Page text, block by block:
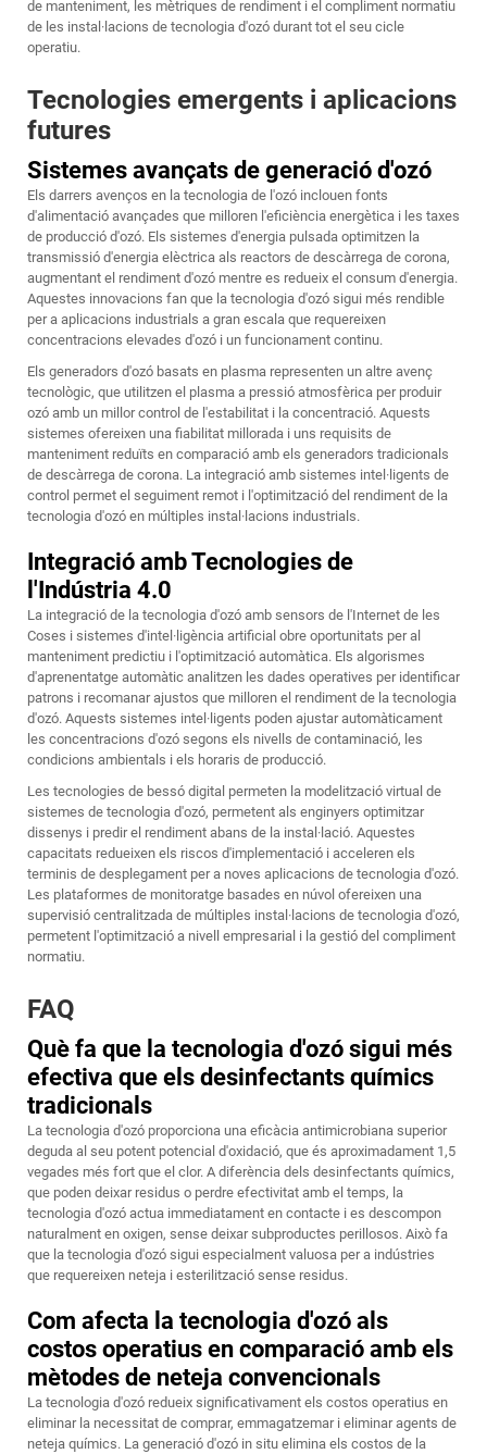
de manteniment, les mètriques de rendiment i el compliment normatiu
de les instal·lacions de tecnologia d'ozó durant tot el seu cicle
operatiu.
Tecnologies emergents i aplicacions
futures
Sistemes avançats de generació d'ozó
Els darrers avenços en la tecnologia de l'ozó inclouen fonts
d'alimentació avançades que milloren l'eficiència energètica i les taxes
de producció d'ozó. Els sistemes d'energia pulsada optimitzen la
transmissió d'energia elèctrica als reactors de descàrrega de corona,
augmentant el rendiment d'ozó mentre es redueix el consum d'energia.
Aquestes innovacions fan que la tecnologia d'ozó sigui més rendible
per a aplicacions industrials a gran escala que requereixen
concentracions elevades d'ozó i un funcionament continu.
Els generadors d'ozó basats en plasma representen un altre avenç
tecnològic, que utilitzen el plasma a pressió atmosfèrica per produir
ozó amb un millor control de l'estabilitat i la concentració. Aquests
sistemes ofereixen una fiabilitat millorada i uns requisits de
manteniment reduïts en comparació amb els generadors tradicionals
de descàrrega de corona. La integració amb sistemes intel·ligents de
control permet el seguiment remot i l'optimització del rendiment de la
tecnologia d'ozó en múltiples instal·lacions industrials.
Integració amb Tecnologies de
l'Indústria 4.0
La integració de la tecnologia d'ozó amb sensors de l'Internet de les
Coses i sistemes d'intel·ligència artificial obre oportunitats per al
manteniment predictiu i l'optimització automàtica. Els algorismes
d'aprenentatge automàtic analitzen les dades operatives per identificar
patrons i recomanar ajustos que milloren el rendiment de la tecnologia
d'ozó. Aquests sistemes intel·ligents poden ajustar automàticament
les concentracions d'ozó segons els nivells de contaminació, les
condicions ambientals i els horaris de producció.
Les tecnologies de bessó digital permeten la modelització virtual de
sistemes de tecnologia d'ozó, permetent als enginyers optimitzar
dissenys i predir el rendiment abans de la instal·lació. Aquestes
capacitats redueixen els riscos d'implementació i acceleren els
terminis de desplegament per a noves aplicacions de tecnologia d'ozó.
Les plataformes de monitoratge basades en núvol ofereixen una
supervisió centralitzada de múltiples instal·lacions de tecnologia d'ozó,
permetent l'optimització a nivell empresarial i la gestió del compliment
normatiu.
FAQ
Què fa que la tecnologia d'ozó sigui més
efectiva que els desinfectants químics
tradicionals
La tecnologia d'ozó proporciona una eficàcia antimicrobiana superior
deguda al seu potent potencial d'oxidació, que és aproximadament 1,5
vegades més fort que el clor. A diferència dels desinfectants químics,
que poden deixar residus o perdre efectivitat amb el temps, la
tecnologia d'ozó actua immediatament en contacte i es descompon
naturalment en oxigen, sense deixar subproductes perillosos. Això fa
que la tecnologia d'ozó sigui especialment valuosa per a indústries
que requereixen neteja i esterilització sense residus.
Com afecta la tecnologia d'ozó als
costos operatius en comparació amb els
mètodes de neteja convencionals
La tecnologia d'ozó redueix significativament els costos operatius en
eliminar la necessitat de comprar, emmagatzemar i eliminar agents de
neteja químics. La generació d'ozó in situ elimina els costos de la